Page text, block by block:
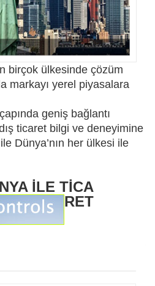
birçok ülkesinde çözüm
markayı yerel piyasalara
geniş bağlantı
ticaret bilgi ve deneyimine
Dünya’nın her ülkesi ile
İLE TİCA
RET